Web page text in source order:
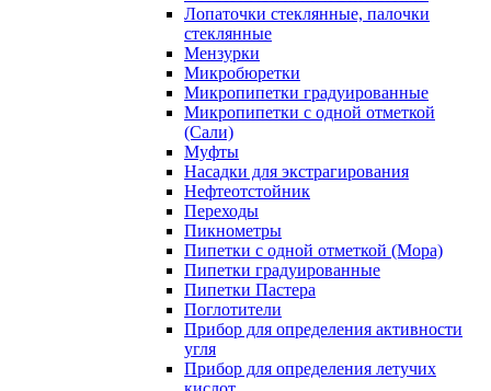
Лопаточки стеклянные, палочки
стеклянные
Мензурки
Микробюретки
Микропипетки градуированные
Микропипетки с одной отметкой
(Сали)
Муфты
Насадки для экстрагирования
Нефтеотстойник
Переходы
Пикнометры
Пипетки с одной отметкой (Мора)
Пипетки градуированные
Пипетки Пастера
Поглотители
Прибор для определения активности
угля
Прибор для определения летучих